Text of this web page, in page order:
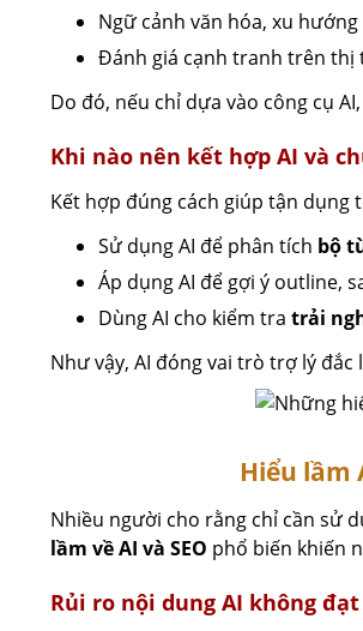
Ngữ cảnh văn hóa, xu
Đánh giá cạnh tranh trên thị
Do đó, nếu chỉ dựa vào công cụ
Khi nào nên kết hợp AI và
Kết hợp đúng cách giúp tận dụng
Sử dụng AI để phân tích bộ
Áp dụng AI để gợi ý outline,
Dùng AI cho kiểm tra trải
Như vậy, AI đóng vai trò trợ lý
Hiểu lầm
Nhiều người cho rằng chỉ cần sử
lầm về AI và SEO phổ biến khiến
Rủi ro nội dung AI không đạt